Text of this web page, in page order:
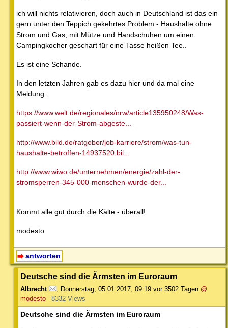
ich will nichts relativieren, doch auch in Deutschland ist das ein
gern unter den Teppich gekehrtes Problem - Haushalte ohne
Strom und Gas, mit Mütze und Handschuhen um einen
Campingkocher geschart für eine Tasse heißen Tee..
Es ist eine Schande.
In den letzten Jahren gab es dazu hier und da mal eine
Meldung:
https://www.welt.de/regionales/nrw/article135950248/Was-
passiert-wenn-der-Strom-abgeste...
http://www.bild.de/ratgeber/job-karriere/strom/was-tun-
haushalte-betroffen-14937520.bil...
http://www.wiwo.de/unternehmen/energie/zahl-der-
stromsperren-345-000-menschen-wurde-der...
Kommt alle gut durch die Kälte - überall!
modesto
antworten
Deutsche sind die Ärmsten im Euroraum
Albrecht Donnerstag, 05.01.2017, 09:19 vor 3502 Tagen @
modesto
8332 Views
Deutsche sind die Ärmsten im Euroraum